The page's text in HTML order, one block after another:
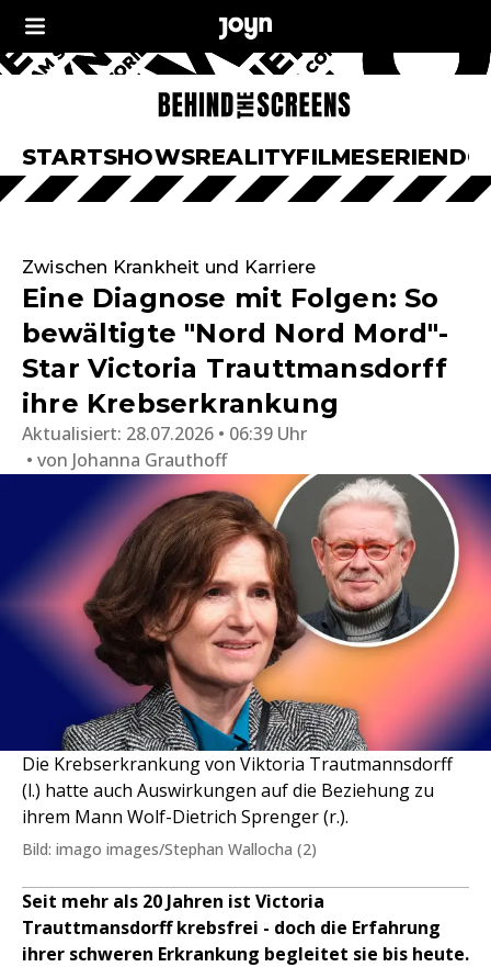
STARTSHOWSREALITYFILMESERIEN
Zwischen Krankheit und Karriere
Eine Diagnose mit Folgen: So
bewältigte "Nord Nord Mord"-
Star Victoria Trauttmansdorff
ihre Krebserkrankung
Aktualisiert: 28.07.2026 • 06:39 Uhr
von Johanna Grauthoff
Die Krebserkrankung von Viktoria Trautmannsdorff
(l.) hatte auch Auswirkungen auf die Beziehung zu
ihrem Mann Wolf-Dietrich Sprenger (r.).
Bild: imago images/Stephan Wallocha (2)
Seit mehr als 20 Jahren ist Victoria
Trauttmansdorff krebsfrei - doch die Erfahrung
ihrer schweren Erkrankung begleitet sie bis heute.